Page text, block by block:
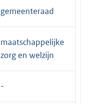
gemeenteraad
maatschappelijke
zorg en welzijn